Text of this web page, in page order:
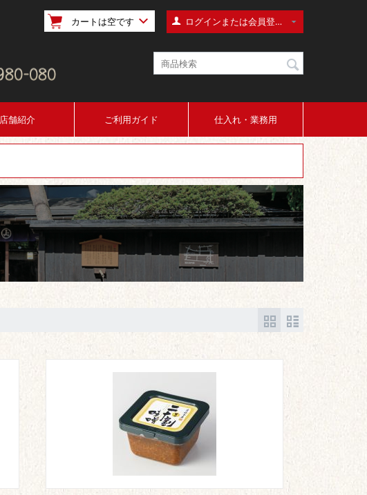
ログインまたは会員登録
注文
ログイン
カートは空です
店舗紹介 ご利用ガイド 仕入れ・業務用